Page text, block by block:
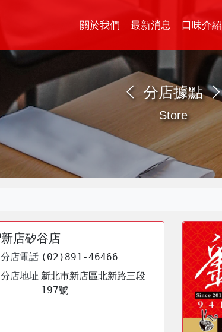
關於我們 最新消息 口味介紹
分店據點
Store
新店矽谷店
分店電話 (02)891-46466
分店地址 新北市新店區北新路三段
197號